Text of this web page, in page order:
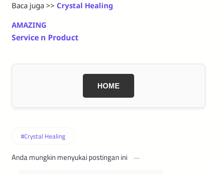
Baca juga >> Crystal Healing
AMAZING
Service n Product
HOME
Anda mungkin menyukai postingan ini